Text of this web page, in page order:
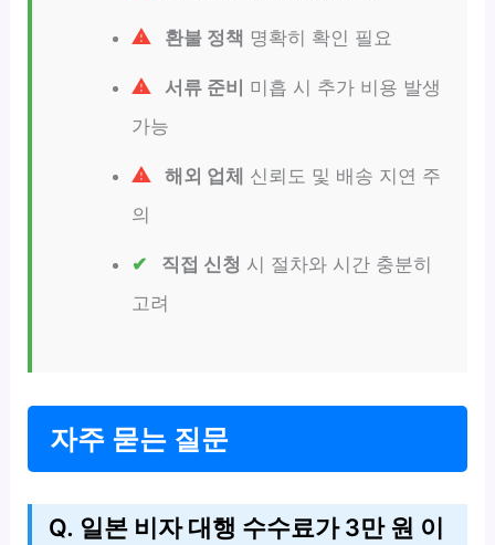
환불 정책 명확히 확인 필요
서류 준비 미흡 시 추가 비용 발생
가능
해외 업체 신뢰도 및 배송 지연 주
의
직접 신청 시 절차와 시간 충분히
고려
자주 묻는 질문
Q. 일본 비자 대행 수수료가 3만 원 이